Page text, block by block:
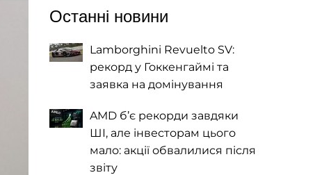
Останні новини
Lamborghini Revuelto SV:
рекорд у Гоккенгаймі та
заявка на домінування
AMD б’є рекорди завдяки
ШІ, але інвесторам цього
мало: акції обвалилися після
звіту